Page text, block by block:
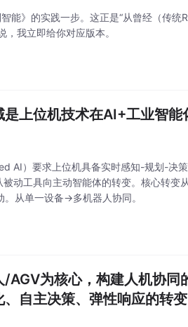
能》的实践一步。这正是“从曾经（传统
我立即给你对应版本。
上位机技术在AI+工业智能
AI）要求上位机具备实时感知-规划-决
动工具向主动智能体的转变。核心转变
从单一设备→多机器人协同。
为核心，构建人机协同
自主决策、弹性响应的转变